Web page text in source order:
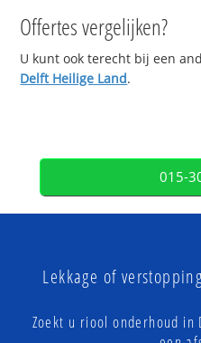
Offertes vergelijken?
U kunt ook terecht bij een
Delft Heilige Land.
015-
Lekkage of
Zoekt u riool onderhoud in